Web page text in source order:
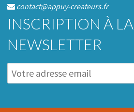
contact@appuy-createurs.fr
INSCRIPTION À LA
NEWSLETTER